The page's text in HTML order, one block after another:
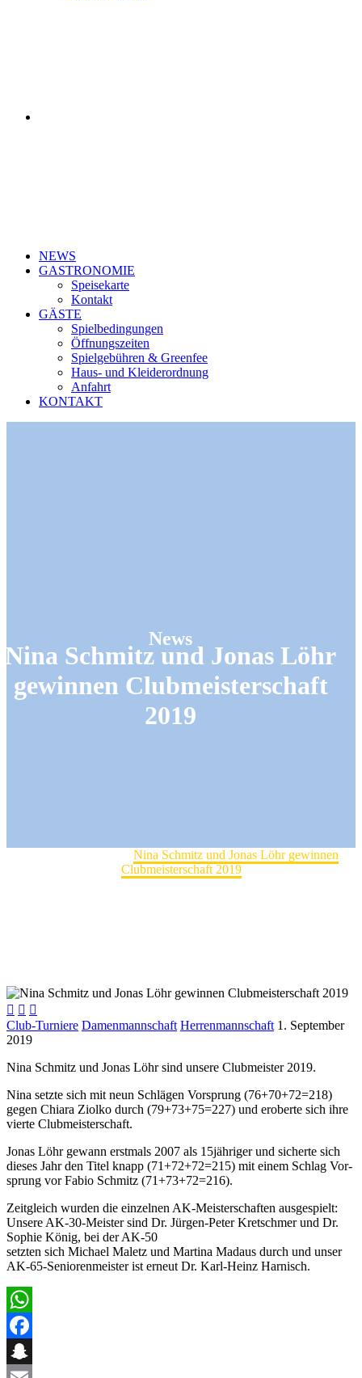
NEWS
GASTRONOMIE
Speisekarte
Kontakt
GÄSTE
Spielbedingungen
Öffnungszeiten
Spielgebühren & Greenfee
Haus- und Kleiderordnung
Anfahrt
KONTAKT
News
Nina Schmitz und Jonas Löhr
gewinnen Clubmeisterschaft
2019
Nina Schmitz und Jonas Löhr gewinnen
Clubmeisterschaft 2019
  
Club-Turniere Damenmannschaft Herrenmannschaft 1. September
2019
Nina Schmitz und Jonas Löhr sind unsere Club­meis­ter 2019.
Nina set­zte sich mit neun Schlä­gen Vor­sprung (76+70+72=218)
gegen Chiara Ziolko durch (79+73+75=227) und eroberte sich ihre
vierte Clubmeisterschaft.
Jonas Löhr gewann erst­mals 2007 als 15jähriger und sicherte sich
dieses Jahr den Titel knapp (71+72+72=215) mit einem Schlag Vor­
sprung vor Fabio Schmitz (71+73+72=216).
Zeit­gle­ich wur­den die einzel­nen AK-Meis­ter­schaften aus­ge­spielt:
Unsere AK-30-Meis­ter sind Dr. Jür­­gen-Peter Kretschmer und Dr.
Sophie König, bei derAK-50
set­zten sich Michael Maletz und Mar­ti­na Madaus durch und unser
AK-65-Senioren­meis­ter ist erneut Dr. Karl-Heinz Harnisch.
WhatsApp
Facebook